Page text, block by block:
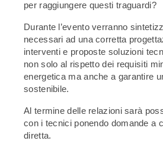
per raggiungere questi traguardi?
Durante l’evento verranno
necessari ad una corretta
interventi e proposte soluzioni
non solo al rispetto dei requisiti
energetica ma anche a garantire
sostenibile.
Al termine delle relazioni sarà
con i tecnici ponendo domande a
diretta.